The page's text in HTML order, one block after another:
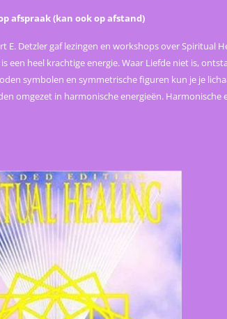
afspraak (kan ook op afstand)
E. Detzler gaf lezingen en workshops over Spiritual
een heel krachtige energie. Waar Liefde niet is,
symbolen en symmetrische figuren kun je je
omgezet in harmonische energieën. Harmonische